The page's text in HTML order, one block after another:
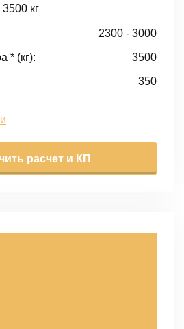
кг
2300 - 3000
* (кг): 3500
350
расчет и КП